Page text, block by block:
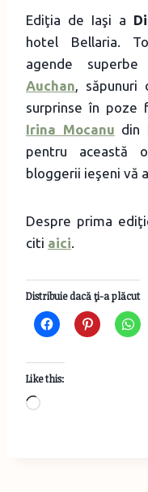
Ediţia de Iaşi a
hotel Bellaria.
agende
Auchan, săpunuri
surprinse în poze
Irina Mocanu din
pentru această
bloggerii ieşeni vă
Despre prima
citi aici.
Distribuie dacă ţi-a plăcut
Like this:
L